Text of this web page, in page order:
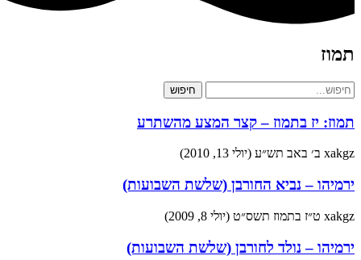
תמוז
חיפוש
תמוז: יז בתמוז – קצר המצע מהשתרע
xakgz ב׳ באב תש״ע (יולי 13, 2010)
ירמיהו – נביא החורבן (שלשת השבועות)
xakgz ט״ז בתמוז תשס״ט (יולי 8, 2009)
ירמיהו – נולד לחורבן (שלשת השבועות)